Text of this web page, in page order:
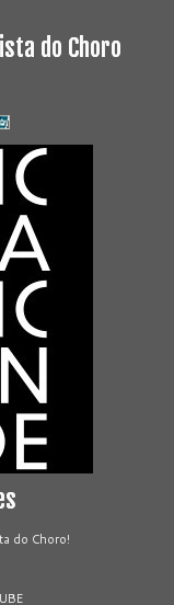
do Choro
do Choro!